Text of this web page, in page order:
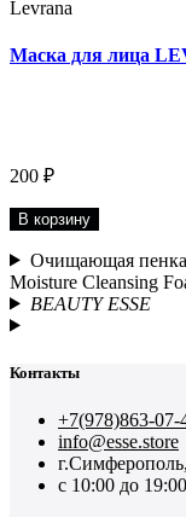
Levrana
Маска для лица
200 ₽
В корзину
Очищающая пенка
Moisture Cleansing
BEAUTY ESSE
Контакты
+7(978)863-07-
info@esse.store
с 10:00 до